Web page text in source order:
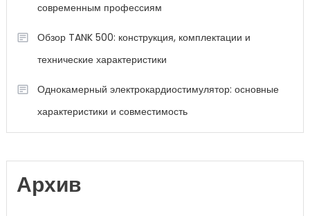
современным профессиям
Обзор TANK 500: конструкция, комплектации и
технические характеристики
Однокамерный электрокардиостимулятор: основные
характеристики и совместимость
Архив